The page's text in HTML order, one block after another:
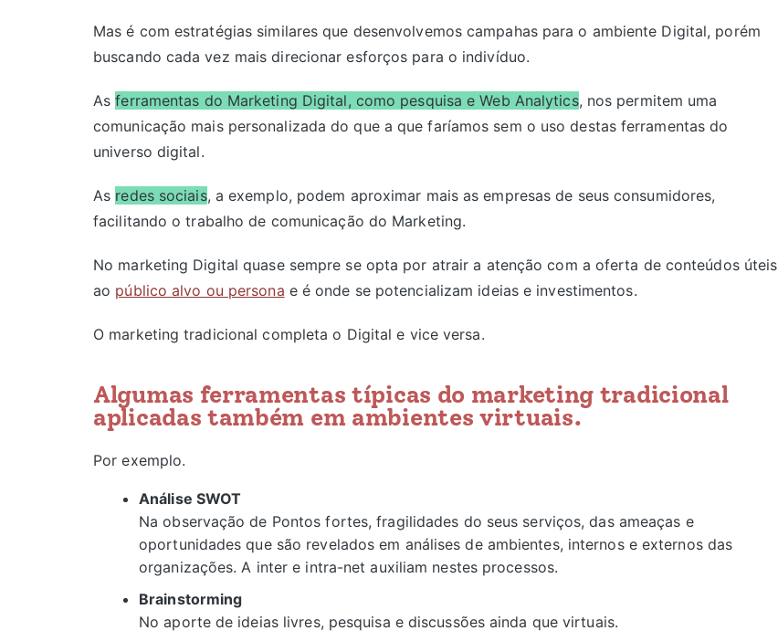
Mas é com estratégias similares que desenvolvemos campahas para o ambiente Digital, porém
buscando cada vez mais direcionar esforços para o indivíduo.
Asferramentas do Marketing Digital, como pesquisa e Web Analytics, nos permitem uma
comunicação mais personalizada do que a que faríamos sem o uso destas ferramentas do
universo digital.
As redes sociais, a exemplo, podem aproximar mais as empresas de seus consumidores,
facilitando o trabalho de comunicação do Marketing.
No marketing Digital quase sempre se opta por atrair a atenção com a oferta de conteúdos úteis
ao público alvo ou persona e é onde se potencializam ideias e investimentos.
O marketing tradicional completa o Digital e vice versa.
Algumas ferramentas típicas do marketing tradicional
aplicadas também em ambientes virtuais.
Por exemplo.
Análise SWOT
Na observação de Pontos fortes, fragilidades do seus serviços, das ameaças e
oportunidades que são revelados em análises de ambientes, internos e externos das
organizações. A inter e intra-net auxiliam nestes processos.
Brainstorming
No aporte de ideias livres, pesquisa e discussões ainda que virtuais.